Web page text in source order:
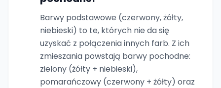
Barwy podstawowe (czerwony, żółty,
niebieski) to te, których nie da się
uzyskać z połączenia innych farb. Z ich
zmieszania powstają barwy pochodne:
zielony (żółty + niebieski),
pomarańczowy (czerwony + żółty) oraz